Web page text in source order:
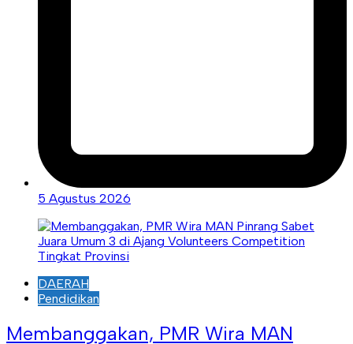
5 Agustus 2026
DAERAH
Pendidikan
Membanggakan, PMR Wira MAN